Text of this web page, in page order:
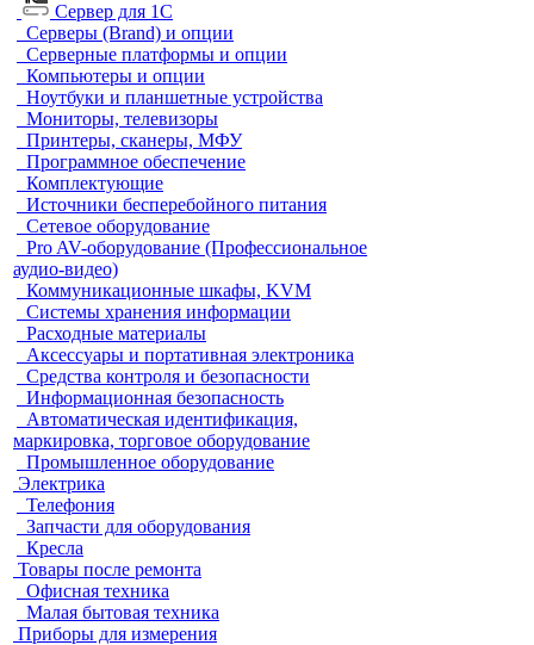
Сервер для 1С
Серверы (Brand) и опции
Серверные платформы и опции
Компьютеры и опции
Ноутбуки и планшетные устройства
Мониторы, телевизоры
Принтеры, сканеры, МФУ
Программное обеспечение
Комплектующие
Источники бесперебойного питания
Сетевое оборудование
Pro AV-оборудование (Профессиональное
аудио-видео)
Коммуникационные шкафы, KVM
Системы хранения информации
Расходные материалы
Аксессуары и портативная электроника
Средства контроля и безопасности
Информационная безопасность
Автоматическая идентификация,
маркировка, торговое оборудование
Промышленное оборудование
Электрика
Телефония
Запчасти для оборудования
Кресла
Товары после ремонта
Офисная техника
Малая бытовая техника
Приборы для измерения